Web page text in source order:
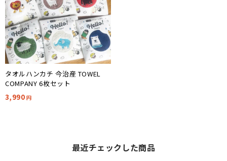
タオルハンカチ 今治産 TOWEL
COMPANY 6枚セット
3,990円
最近チェックした商品